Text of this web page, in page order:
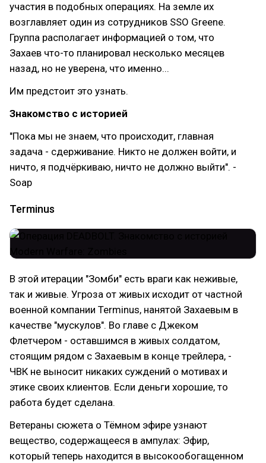
участия в подобных операциях. На земле их
возглавляет один из сотрудников SSO Greene.
Группа располагает информацией о том, что
Захаев что-то планировал несколько месяцев
назад, но не уверена, что именно...
Им предстоит это узнать.
Знакомство с историей
"Пока мы не знаем, что происходит, главная
задача - сдерживание. Никто не должен войти, и
ничто, я подчёркиваю, ничто не должно выйти". -
Soap
Terminus
В этой итерации "Зомби" есть враги как неживые,
так и живые. Угроза от живых исходит от частной
военной компании Terminus, нанятой Захаевым в
качестве "мускулов". Во главе с Джеком
Флетчером - оставшимся в живых солдатом,
стоящим рядом с Захаевым в конце трейлера, -
ЧВК не выносит никаких суждений о мотивах и
этике своих клиентов. Если деньги хорошие, то
работа будет сделана.
Ветераны сюжета о Тёмном эфире узнают
вещество, содержащееся в ампулах: Эфир,
который теперь находится в высокообогащенном